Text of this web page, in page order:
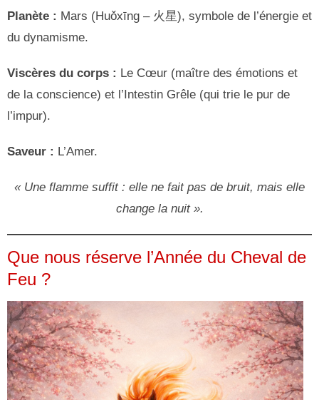
Planète : Mars (Huǒxīng – 火星), symbole de l’énergie et
du dynamisme.
Viscères du corps : Le Cœur (maître des émotions et
de la conscience) et l’Intestin Grêle (qui trie le pur de
l’impur).
Saveur : L’Amer.
« Une flamme suffit : elle ne fait pas de bruit, mais elle
change la nuit ».
Que nous réserve l’Année du Cheval de
Feu ?